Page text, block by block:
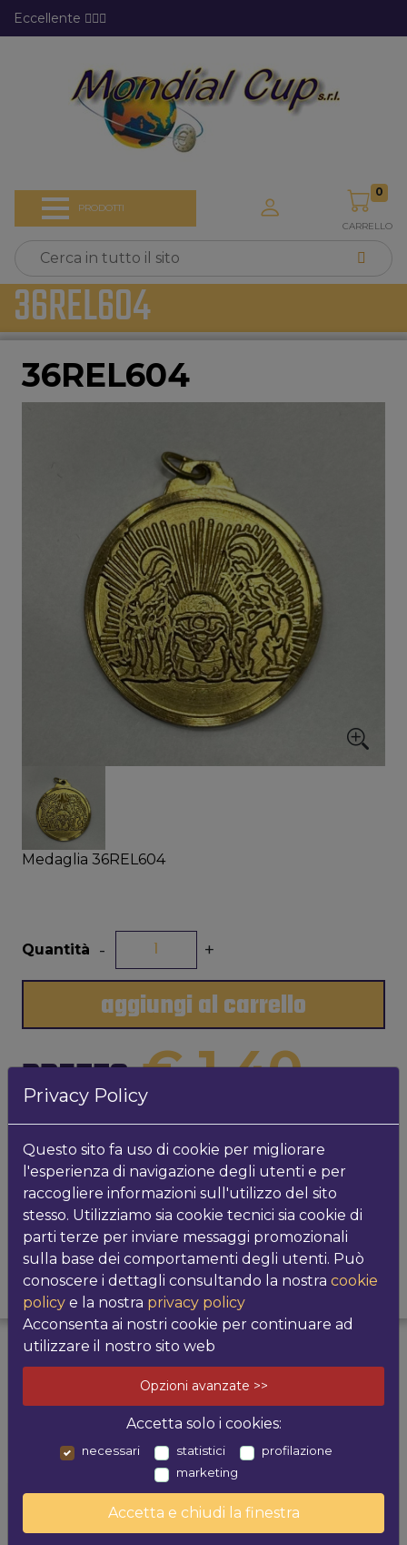
Eccellente
PRODOTTI
0
CARRELLO
36REL604
36REL604
Medaglia 36REL604
Quantità - +
aggiungi al carrello
PREZZO € 1,40
INFO PRODOTTO
Medaglia religiosa 36REL604 diam. 36mm
PRODOTTI
CORRELATI
POTREBBE
INTERESSARTI
I più venduti
Privacy Policy
Questo sito fa uso di cookie per migliorare
l'esperienza di navigazione degli utenti e per
raccogliere informazioni sull'utilizzo del sito
stesso. Utilizziamo sia cookie tecnici sia cookie di
parti terze per inviare messaggi promozionali
sulla base dei comportamenti degli utenti. Può
conoscere i dettagli consultando la nostra cookie
policy e la nostra privacy policy
Acconsenta ai nostri cookie per continuare ad
utilizzare il nostro sito web
Opzioni avanzate >>
Accetta solo i cookies:
necessari statistici
profilazione
marketing
Accetta e chiudi la finestra